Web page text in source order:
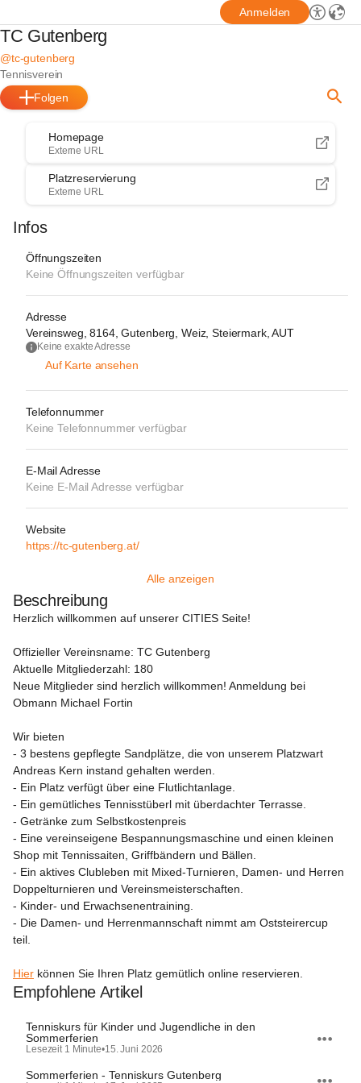
Anmelden
TC Gutenberg
@tc-gutenberg
Tennisverein
Folgen
Homepage
Externe URL
Platzreservierung
Externe URL
Infos
Öffnungszeiten
Keine Öffnungszeiten verfügbar
Adresse
Vereinsweg, 8164, Gutenberg, Weiz, Steiermark, AUT
Keine exakte Adresse
Auf Karte ansehen
Telefonnummer
Keine Telefonnummer verfügbar
E-Mail Adresse
Keine E-Mail Adresse verfügbar
Website
https://tc-gutenberg.at/
Alle anzeigen
Beschreibung
Herzlich willkommen auf unserer CITIES Seite!
Offizieller Vereinsname: TC Gutenberg
Neue Mitglieder sind herzlich willkommen! Anmeldung bei
Obmann Michael Fortin
Wir bieten
- 3 bestens gepflegte Sandplätze, die von unserem Platzwart
Andreas Kern instand gehalten werden.
- Ein Platz verfügt über eine Flutlichtanlage.
- Ein gemütliches Tennisstüberl mit überdachter Terrasse.
- Getränke zum Selbstkostenpreis
- Eine vereinseigene Bespannungsmaschine und einen kleinen
Shop mit Tennissaiten, Griffbändern und Bällen.
- Ein aktives Clubleben mit Mixed-Turnieren, Damen- und Herren
Doppelturnieren und Vereinsmeisterschaften.
- Kinder- und Erwachsenentraining.
- Die Damen- und Herrenmannschaft nimmt am Oststeirercup
teil.
Hier können Sie Ihren Platz gemütlich online reservieren.
Empfohlene Artikel
Tenniskurs für Kinder und Jugendliche in den
Sommerferien
Lesezeit 1 Minute•15. Juni 2026
Sommerferien - Tenniskurs Gutenberg